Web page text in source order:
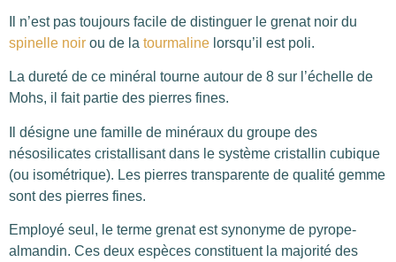
Il n’est pas toujours facile de distinguer le grenat noir du
spinelle noir ou de la tourmaline lorsqu’il est poli.
La dureté de ce minéral tourne autour de 8 sur l’échelle de
Mohs, il fait partie des pierres fines.
Il désigne une famille de minéraux du groupe des
nésosilicates cristallisant dans le système cristallin cubique
(ou isométrique). Les pierres transparente de qualité gemme
sont des pierres fines.
Employé seul, le terme grenat est synonyme de pyrope-
almandin. Ces deux espèces constituent la majorité des